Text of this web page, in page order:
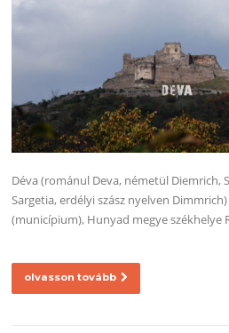
Déva (románul Deva, németül Diemrich,
Sargetia, erdélyi szász nyelven
(municípium), Hunyad megye székhelye
olvasson tovább